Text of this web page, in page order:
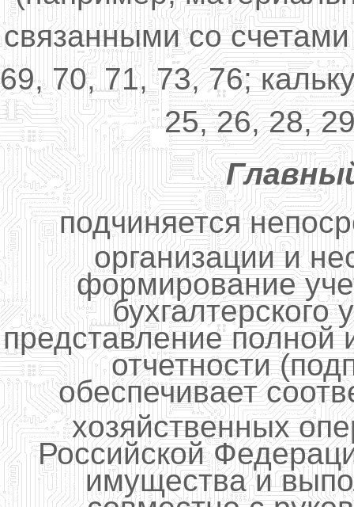
связанными со
69, 70, 71, 73, 76;
25, 26, 28,
подчиняется
организации и
формирование
бухгалтерского
представление полной
отчетности
обеспечивает
хозяйственных
Российской
имущества и